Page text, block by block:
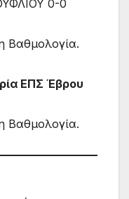
0-0
Βαθμολογία.
ΕΠΣ Έβρου
Βαθμολογία.